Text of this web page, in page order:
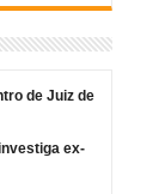
de Juiz de
ex-